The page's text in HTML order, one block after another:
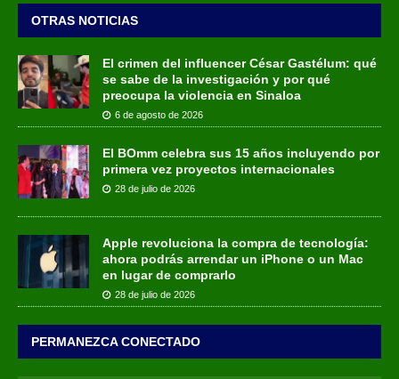
OTRAS NOTICIAS
El crimen del influencer César Gastélum: qué
se sabe de la investigación y por qué
preocupa la violencia en Sinaloa
6 de agosto de 2026
El BOmm celebra sus 15 años incluyendo por
primera vez proyectos internacionales
28 de julio de 2026
Apple revoluciona la compra de tecnología:
ahora podrás arrendar un iPhone o un Mac
en lugar de comprarlo
28 de julio de 2026
PERMANEZCA CONECTADO